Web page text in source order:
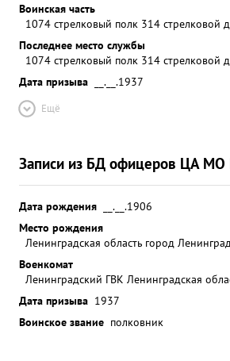
Воинская часть
1074 стрелковый полк 314 стрелковой
Последнее место службы
1074 стрелковый полк 314 стрелковой
Дата призыва
__.__.1937
Ещё
Записи из БД офицеров ЦА
Дата рождения
__.__.1906
Место рождения
Ленинградская область город
Военкомат
Ленинградский ГВК Ленинградская
Дата призыва 1937
Воинское звание полковник